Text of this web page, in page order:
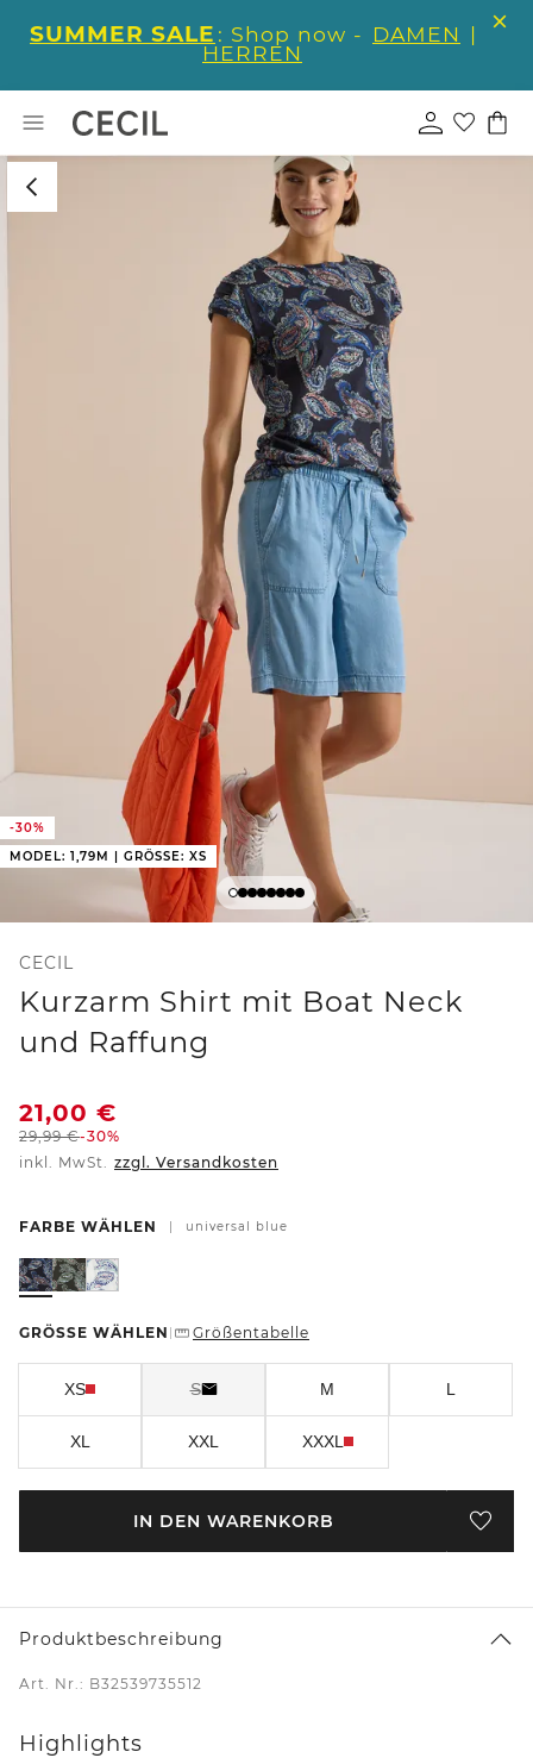
SUMMER SALE : Shop now - DAMEN |
HERREN
-30%
MODEL: 1,79M | GRÖSSE: XS
CECIL
Kurzarm Shirt mit Boat Neck
und Raffung
21,00 €
29,99€-30%
inkl. MwSt. zzgl. Versandkosten
FARBE WÄHLEN universal blue
GRÖSSE WÄHLEN Größentabelle
XS S M L
XL XXL XXXL
IN DEN WARENKORB
Produktbeschreibung
Art. Nr.: B32539735512
Highlights